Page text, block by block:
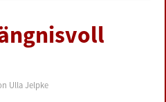
Ulla Jelpke